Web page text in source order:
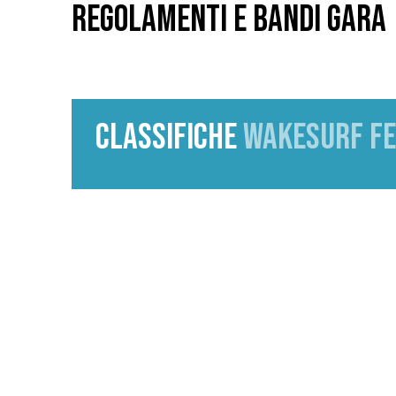
REGOLAMENTI E BANDI GARA
CLASSIFICHEWAKESURF